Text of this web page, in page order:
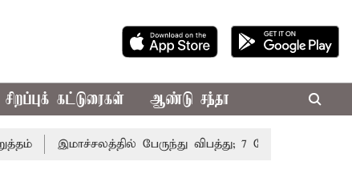
சிறப்புக் கட்டுரைகள் ஆண்டு சந்தா
இமாச்சலத்தில் பேருந்து விபத்து; 7 பேர் பலி - பிரதமர்